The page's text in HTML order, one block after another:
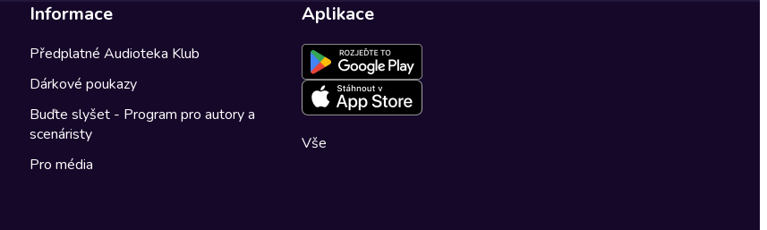
Informace
Předplatné Audioteka Klub
Dárkové poukazy
Buďte slyšet - Program pro autory a
scenáristy
Pro média
Aplikace
Vše